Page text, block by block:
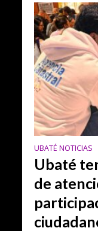
UBATÉ NOTICIAS
Ubaté
de